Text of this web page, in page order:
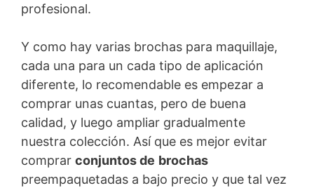
profesional.
Y como hay varias brochas para maquillaje,
cada una para un cada tipo de aplicación
diferente, lo recomendable es empezar a
comprar unas cuantas, pero de buena
calidad, y luego ampliar gradualmente
nuestra colección. Así que es mejor evitar
comprar conjuntos de brochas
preempaquetadas a bajo precio y que tal vez